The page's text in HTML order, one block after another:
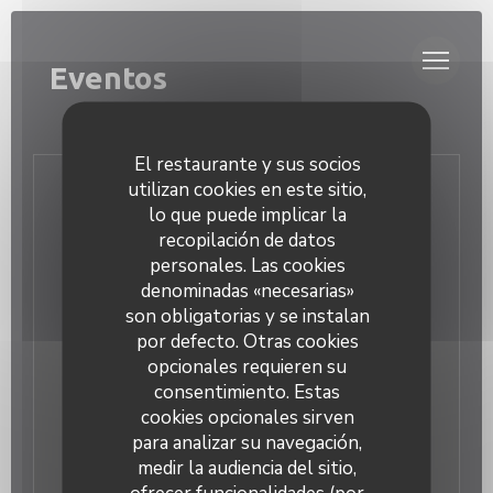
Personalización de sus opciones de cookies
El restaurante y sus socios
utilizan cookies en este sitio,
lo que puede implicar la
recopilación de datos
personales. Las cookies
denominadas «necesarias»
son obligatorias y se instalan
por defecto. Otras cookies
opcionales requieren su
consentimiento. Estas
cookies opcionales sirven
para analizar su navegación,
medir la audiencia del sitio,
Eventos
Contacto
Reservar una mesa
Manténgase al día*
Suscríbase a nuestro boletín para recibir comunicaciones
personalizadas y ofertas de marketing por correo
electrónico.